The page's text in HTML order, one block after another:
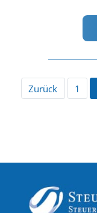
Zurück 1